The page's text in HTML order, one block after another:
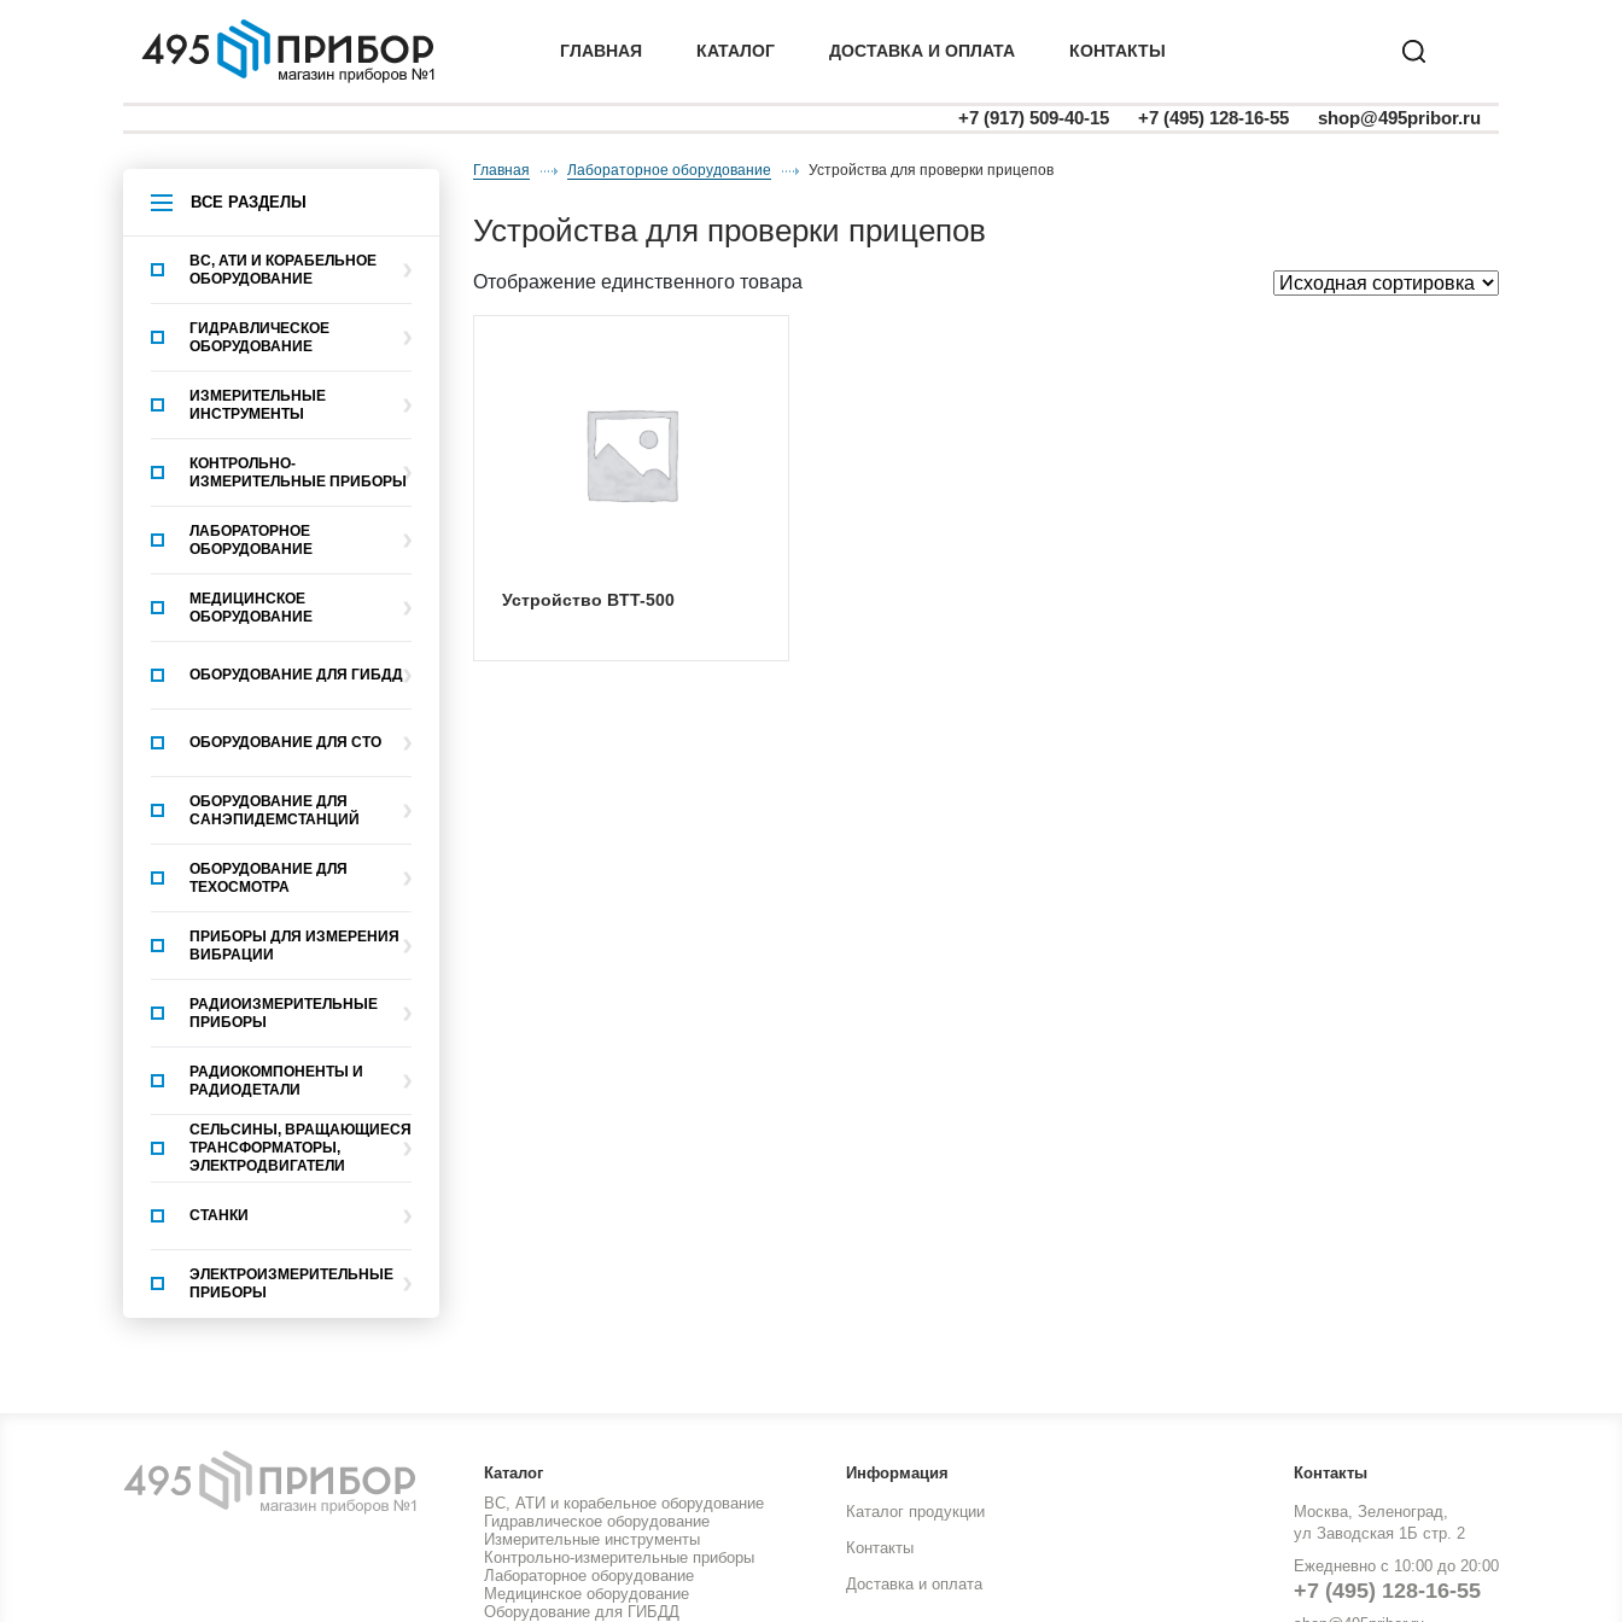
ГЛАВНАЯ КАТАЛОГ ДОСТАВКА И ОПЛАТА КОНТАКТЫ
+7 (917) 509-40-15 +7 (495) 128-16-55 shop@495pribor.ru
ВСЕ РАЗДЕЛЫ
ВС, АТИ И КОРАБЕЛЬНОЕ
ОБОРУДОВАНИЕ
ГИДРАВЛИЧЕСКОЕ
ОБОРУДОВАНИЕ
ИЗМЕРИТЕЛЬНЫЕ
ИНСТРУМЕНТЫ
КОНТРОЛЬНО-
ИЗМЕРИТЕЛЬНЫЕ ПРИБОРЫ
ЛАБОРАТОРНОЕ
ОБОРУДОВАНИЕ
МЕДИЦИНСКОЕ
ОБОРУДОВАНИЕ
ОБОРУДОВАНИЕ ДЛЯ ГИБДД
ОБОРУДОВАНИЕ ДЛЯ СТО
ОБОРУДОВАНИЕ ДЛЯ
САНЭПИДЕМСТАНЦИЙ
ОБОРУДОВАНИЕ ДЛЯ
ТЕХОСМОТРА
ПРИБОРЫ ДЛЯ ИЗМЕРЕНИЯ
ВИБРАЦИИ
РАДИОИЗМЕРИТЕЛЬНЫЕ
ПРИБОРЫ
РАДИОКОМПОНЕНТЫ И
РАДИОДЕТАЛИ
СЕЛЬСИНЫ, ВРАЩАЮЩИЕСЯ
ТРАНСФОРМАТОРЫ,
ЭЛЕКТРОДВИГАТЕЛИ
СТАНКИ
ЭЛЕКТРОИЗМЕРИТЕЛЬНЫЕ
ПРИБОРЫ
Главная Лабораторное оборудование устройства для проверки прицепов
устройства для проверки прицепов
Отображение единственного товара
Устройство BTT-500
Каталог
ВС, АТИ и корабельное оборудование
Гидравлическое оборудование
Измерительные инструменты
Контрольно-измерительные приборы
Лабораторное оборудование
Медицинское оборудование
Оборудование для ГИБДД
Информация
Каталог продукции
Контакты
Доставка и оплата
Контакты
Москва, Зеленоград,
ул Заводская 1Б стр. 2
Ежедневно с 10:00 до 20:00
+7 (495) 128-16-55